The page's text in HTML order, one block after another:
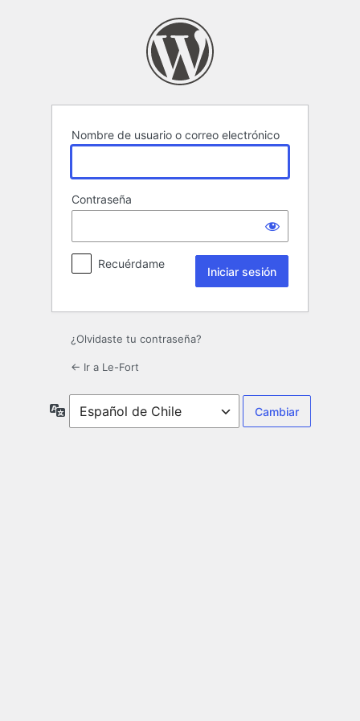
Nombre de usuario o correo electrónico
Contraseña
Recuérdame
¿Olvidaste tu contraseña?
← Ir a Le-Fort
Idioma